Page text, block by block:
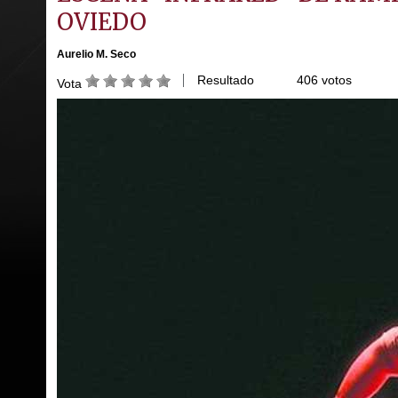
OVIEDO
Aurelio M. Seco
Vota Resultado 406 votos